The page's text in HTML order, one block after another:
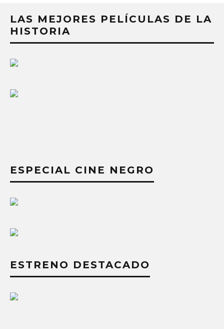
LAS MEJORES PELÍCULAS DE LA
HISTORIA
ESPECIAL CINE NEGRO
ESTRENO DESTACADO